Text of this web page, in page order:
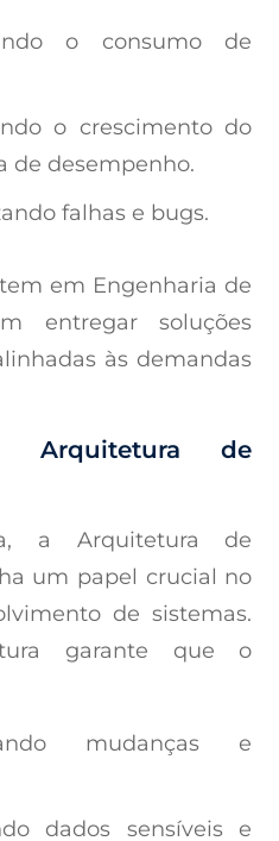
o consumo de
o crescimento do
de desempenho.
falhas e bugs.
em Engenharia de
entregar soluções
às demandas
Arquitetura de
a Arquitetura de
um papel crucial no
de sistemas.
garante que o
mudanças e
dados sensíveis e